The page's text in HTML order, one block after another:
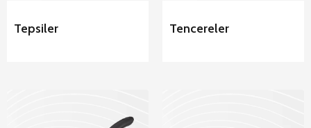
Tepsiler Tencereler